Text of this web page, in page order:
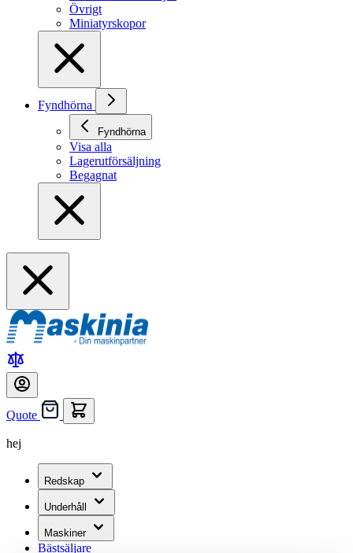
Övrigt
Miniatyrskopor
Fyndhörna
Fyndhörna
Visa alla
Lagerutförsäljning
Begagnat
Quote
hej
Redskap
Underhåll
Maskiner
Bästsäljare